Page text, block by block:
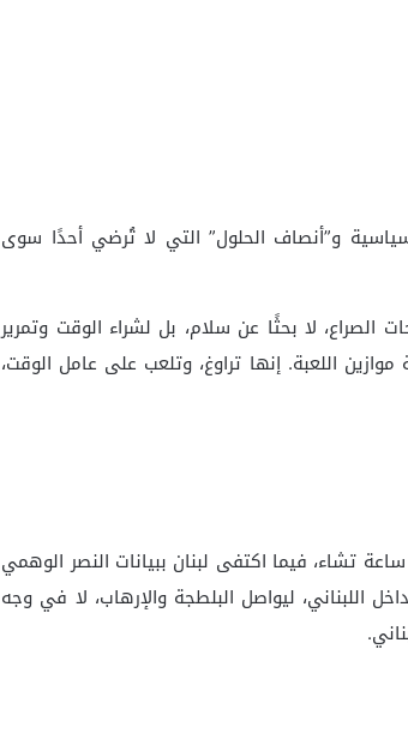
و”أنصاف الحلول” التي لا تُرضي أحدًا سوى
لا بحثًا عن سلام، بل لشراء الوقت وتمرير
اللعبة. إنها تراوغ، وتلعب على عامل الوقت،
تشاء، فيما اكتفى لبنان ببيانات النصر الوهمي
اللبناني، ليواصل البلطجة والإرهاب، لا في وجه